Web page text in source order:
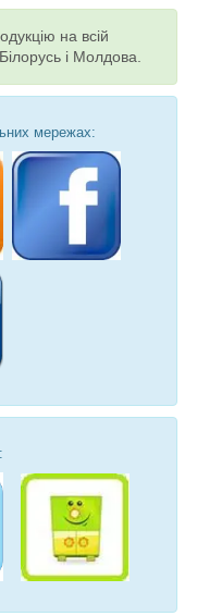
на всій
і Молдова.
мережах: